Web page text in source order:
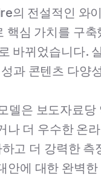
의 전설적인 와
심 가치를 구
바뀌었습니다.
과 콘텐츠 다양
델은 보도자료
나 더 우수한 온
고 더 강력한
에 대한 완벽